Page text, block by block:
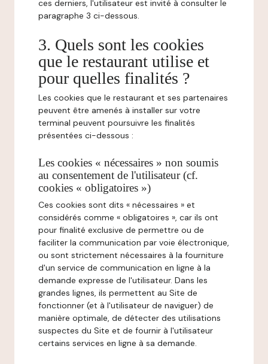
ces derniers, l'utilisateur est invité à consulter le
paragraphe 3 ci-dessous.
3. Quels sont les cookies
que le restaurant utilise et
pour quelles finalités ?
Les cookies que le restaurant et ses partenaires
peuvent être amenés à installer sur votre
terminal peuvent poursuivre les finalités
présentées ci-dessous :
Les cookies « nécessaires » non soumis
au consentement de l'utilisateur (cf.
cookies « obligatoires »)
Ces cookies sont dits « nécessaires » et
considérés comme « obligatoires », car ils ont
pour finalité exclusive de permettre ou de
faciliter la communication par voie électronique,
ou sont strictement nécessaires à la fourniture
d'un service de communication en ligne à la
demande expresse de l'utilisateur. Dans les
grandes lignes, ils permettent au Site de
fonctionner (et à l'utilisateur de naviguer) de
manière optimale, de détecter des utilisations
suspectes du Site et de fournir à l'utilisateur
certains services en ligne à sa demande.